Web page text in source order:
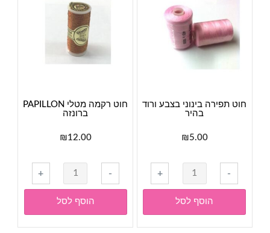
חוט תפירה בינוני בצבע ורוד
בהיר
₪5.00
-
כמות
של
חוט
תפירה
בינוני
+
הוסף לסל
חוט רקמה מטלי PAPILLON
ברונזה
₪12.00
-
כמות
של
חוט
רקמה
מטלי
+
הוסף לסל